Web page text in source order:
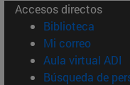
Accesos directos
Biblioteca (abre
Mi correo(abre
Aula virtual ADI
Búsqueda de